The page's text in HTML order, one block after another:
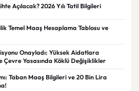
Açılacak? 2026 Yılı Tatil Bilgileri
Temel Maaş Hesaplama Tablosu ve
Onayladı: Yüksek Aidatlara
Çevre Yasasında Köklü Değişiklikler
Taban Maaş Bilgileri ve 20 Bin Lira